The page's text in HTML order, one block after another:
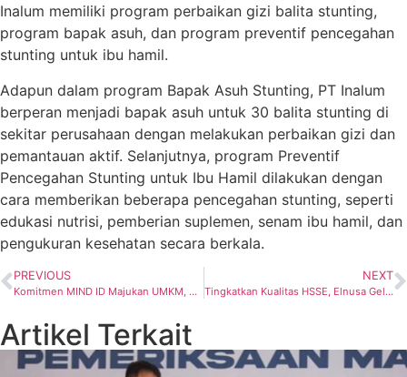
Inalum memiliki program perbaikan gizi balita stunting,
program bapak asuh, dan program preventif pencegahan
stunting untuk ibu hamil.
Adapun dalam program Bapak Asuh Stunting, PT Inalum
berperan menjadi bapak asuh untuk 30 balita stunting di
sekitar perusahaan dengan melakukan perbaikan gizi dan
pemantauan aktif. Selanjutnya, program Preventif
Pencegahan Stunting untuk Ibu Hamil dilakukan dengan
cara memberikan beberapa pencegahan stunting, seperti
edukasi nutrisi, pemberian suplemen, senam ibu hamil, dan
pengukuran kesehatan secara berkala.
PREVIOUS
Komitmen MIND ID Majukan UMKM, Konsisten Pendampingan Perluasan Pasar
NEXT
Tingkatkan Kualitas HSSE, Elnusa Gelar Sosialisasi Pencegahan Pemalsuan Dokumen MCU Personel Mitra Kerja
Artikel Terkait